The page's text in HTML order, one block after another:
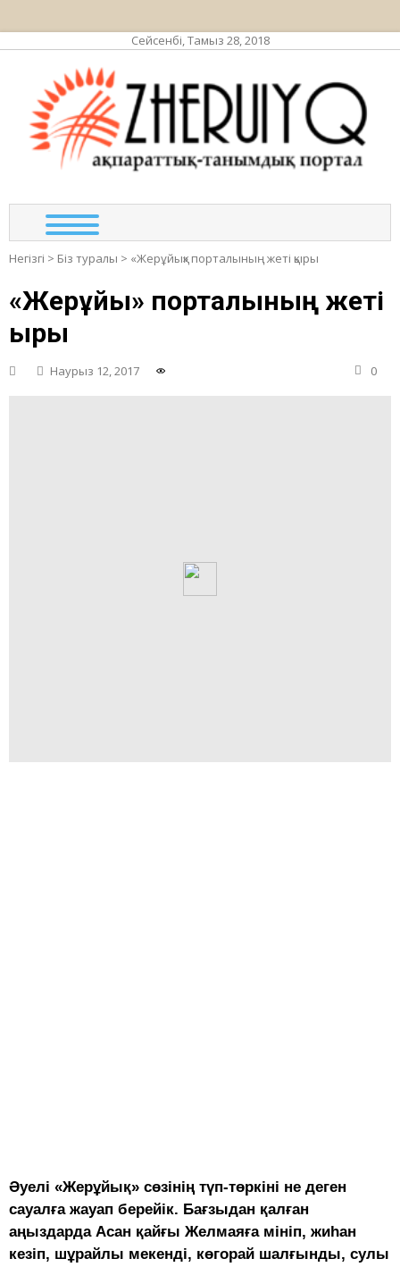
Сейсенбі, Тамыз 28, 2018
Негізгі > Біз туралы > «Жерұйық» порталының жеті қыры
«Жерұйық» порталының жеті
қыры
Наурыз 12, 2017 0
Әуелі «Жерұйық» сөзінің түп-төркіні не деген
сауалға жауап берейік. Бағзыдан қалған
аңыздарда Асан қайғы Желмаяға мініп, жиһан
кезіп, шұрайлы мекенді, көгорай шалғынды, сулы